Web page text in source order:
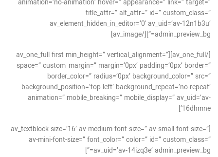
animation=’no-animation’ hover=” appearance=” link=” target=”
title_attr=” alt_attr=” id=” custom_class=”
av_element_hidden_in_editor=’0′ av_uid=’av-12n1b3u’
admin_preview_bg=”][/av_image]
[/av_one_full][av_one_full first min_height=” vertical_alignment=”
space=” custom_margin=” margin=’0px’ padding=’0px’ border=”
border_color=” radius=’0px’ background_color=” src=”
background_position=’top left’ background_repeat=’no-repeat’
animation=” mobile_breaking=” mobile_display=” av_uid=’av-
16dhmne’]
[av_textblock size=’16’ av-medium-font-size=” av-small-font-size=”
av-mini-font-size=” font_color=” color=” id=” custom_class=”
av_uid=’av-14izq3e’ admin_preview_bg=”]